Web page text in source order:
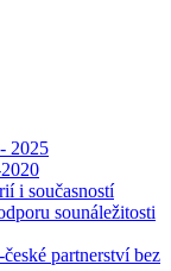
2025
i současností
sounáležitosti
partnerství bez